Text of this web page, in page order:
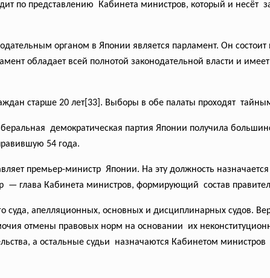
по представлению Кабинета министров, который и несёт за
органом в Японии является парламент. Он состоит
обладает всей полнотой законодательной власти и
старше 20 лет[33]. Выборы в обе палаты проходят
демократическая партия Японии получила
54 года.
премьер-министр Японии. На эту должность
глава Кабинета министров, формирующий состав
суда, апелляционных, основных и дисциплинарных судов.
отмены правовых норм на основании их
а остальные судьи назначаются Кабинетом министров